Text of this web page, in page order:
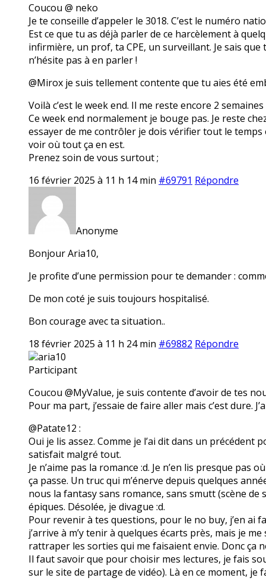
Coucou @ neko
Je te conseille d’appeler le 3018. C’est le numéro
Est ce que tu as déjà parler de ce harcèlement à
infirmière, un prof, ta CPE, un surveillant. Je sais
n’hésite pas à en parler !
@Mirox je suis tellement contente que tu aies été
Voilà c’est le week end. Il me reste encore 2
Ce week end normalement je bouge pas. Je reste
essayer de me contrôler je dois vérifier tout le
voir où tout ça en est.
Prenez soin de vous surtout ;
16 février 2025 à 11 h 14 min #69791 Répondre
Anonyme
Bonjour Aria10,
Je profite d’une permission pour te demander :
De mon coté je suis toujours hospitalisé.
Bon courage avec ta situation..
18 février 2025 à 11 h 24 min #69882 Répondre
aria10
Participant
Coucou @MyValue, je suis contente d’avoir de tes
Pour ma part, j’essaie de faire aller mais c’est dure.
@Patate12 :
Oui je lis assez. Comme je l’ai dit dans un
satisfait malgré tout.
Je n’aime pas la romance :d. Je n’en lis presque
ça passe. Un truc qui m’énerve depuis quelques
nous la fantasy sans romance, sans smutt (scène
épiques. Désolée, je divague :d.
Pour revenir à tes questions, pour le no buy, j’en ai
j’arrive à m’y tenir à quelques écarts près, mais je
rattraper les sorties qui me faisaient envie. Donc ça
Il faut savoir que pour choisir mes lectures, je fais
sur le site de partage de vidéo). Là en ce moment, je